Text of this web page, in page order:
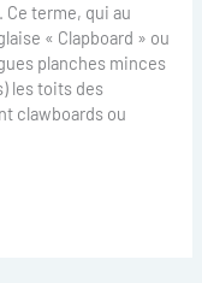
terme, qui au
« Clapboard » ou
planches minces
les toits des
clawboards ou